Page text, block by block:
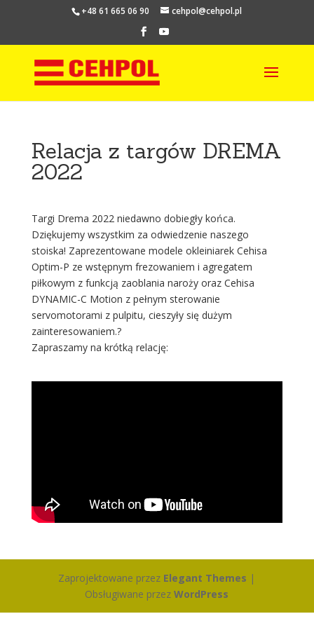
+48 61 665 06 90 cehpol@cehpol.pl
Relacja z targów DREMA
2022
Targi Drema 2022 niedawno dobiegły końca.
Dziękujemy wszystkim za odwiedzenie naszego
stoiska! Zaprezentowane modele okleiniarek Cehisa
Optim-P ze wstępnym frezowaniem i agregatem
piłkowym z funkcją zaoblania naroży oraz Cehisa
DYNAMIC-C Motion z pełnym sterowanie
servomotorami z pulpitu, cieszyły się dużym
zainteresowaniem.?
Zapraszamy na krótką relację:
Zaprojektowane przez Elegant Themes |
Obsługiwane przezWordPress